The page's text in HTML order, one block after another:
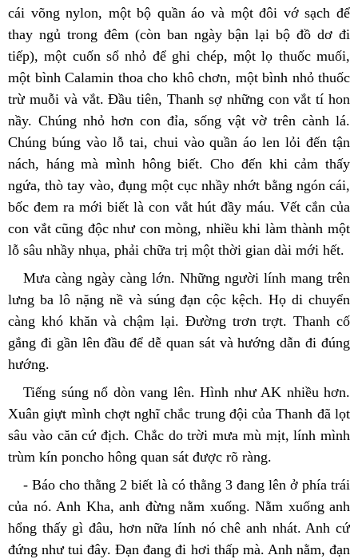
cái võng nylon, một bộ quần áo và một đôi vớ sạch để
thay ngủ trong đêm (còn ban ngày bận lại bộ đồ dơ đi
tiếp), một cuốn sổ nhỏ để ghi chép, một lọ thuốc muối,
một bình Calamin thoa cho khô chơn, một bình nhỏ thuốc
trừ muỗi và vắt. Đầu tiên, Thanh sợ những con vắt tí hon
nầy. Chúng nhỏ hơn con đỉa, sống vật vờ trên cành lá.
Chúng búng vào lỗ tai, chui vào quần áo len lỏi đến tận
nách, háng mà mình hông biết. Cho đến khi cảm thấy
ngứa, thò tay vào, đụng một cục nhầy nhớt bằng ngón cái,
bốc đem ra mới biết là con vắt hút đầy máu. Vết cắn của
con vắt cũng độc như con mòng, nhiều khi làm thành một
lỗ sâu nhầy nhụa, phải chữa trị một thời gian dài mới hết.
Mưa càng ngày càng lớn. Những người lính mang trên
lưng ba lô nặng nề và súng đạn cộc kệch. Họ di chuyển
càng khó khăn và chậm lại. Đường trơn trợt. Thanh cố
gắng đi gần lên đầu để dễ quan sát và hướng dẫn đi đúng
hướng.
Tiếng súng nổ dòn vang lên. Hình như AK nhiều hơn.
Xuân giựt mình chợt nghĩ chắc trung đội của Thanh đã lọt
sâu vào căn cứ địch. Chắc do trời mưa mù mịt, lính mình
trùm kín poncho hông quan sát được rõ ràng.
- Báo cho thằng 2 biết là có thằng 3 đang lên ở phía trái
của nó. Anh Kha, anh đừng nằm xuống. Nằm xuống anh
hổng thấy gì đâu, hơn nữa lính nó chê anh nhát. Anh cứ
đứng như tui đây. Đạn đang đi hơi thấp mà. Anh nằm, đạn